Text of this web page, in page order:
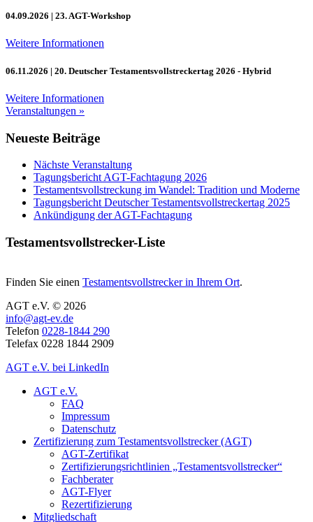
04.09.2026 | 23. AGT-Workshop
Weitere Informationen
06.11.2026 | 20. Deutscher Testamentsvollstreckertag 2026 - Hybrid
Weitere Informationen
Veranstaltungen »
Neueste Beiträge
Nächste Veranstaltung
Tagungsbericht AGT-Fachtagung 2026
Testamentsvollstreckung im Wandel: Tradition und Moderne
Tagungsbericht Deutscher Testamentsvollstreckertag 2025
Ankündigung der AGT-Fachtagung
Testamentsvollstrecker-Liste
Finden Sie einen Testamentsvollstrecker in Ihrem Ort.
AGT e.V. © 2026
info@agt-ev.de
Telefon 0228-1844 290
Telefax 0228 1844 2909
AGT e.V. bei LinkedIn
AGT e.V.
FAQ
Impressum
Datenschutz
Zertifizierung zum Testamentsvollstrecker (AGT)
AGT-Zertifikat
Zertifizierungsrichtlinien „Testamentsvollstrecker“
Fachberater
AGT-Flyer
Rezertifizierung
Mitgliedschaft